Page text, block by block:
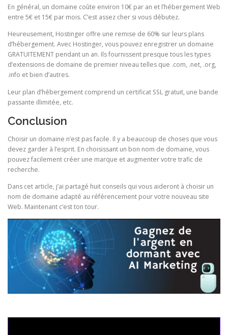
En général, un domaine coûte environ 10€ par an et l’hébergement Web
entre 5€ et 15€ par mois. C’est assez cher si vous débutez.
Heureusement, Hostinger offre une remise de 60% sur leurs plans
d’hébergement. Avec Hostinger, vous pouvez enregistrer un domaine
GRATUITEMENT pendant un an. Ils fournissent presque tous les types
d’extensions de domaine de premier niveau telles que .com, .net, .org,
.info et bien d’autres.
Leur plan d’hébergement comprend un certificat SSL gratuit, une bande
passante illimitée, etc.
Conclusion
Choisir un domaine n’est pas facile. Il y a beaucoup de choses que vous
devez garder à l’esprit. En choisissant un bon nom de domaine, vous
pouvez facilement créer une marque et augmenter votre trafic de
recherche.
Dans cet article, j’ai partagé huit conseils qui vous aideront à choisir un
nom de domaine adapté au référencement pour votre nouveau site
Web. Maintenant c’est ton tour.